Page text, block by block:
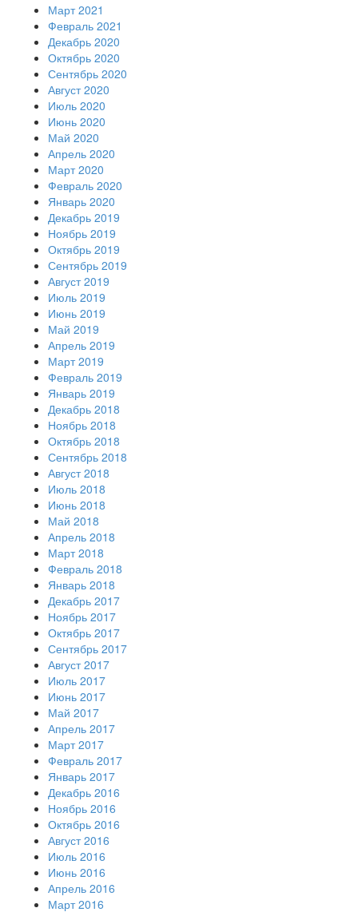
Март 2021
Февраль 2021
Декабрь 2020
Октябрь 2020
Сентябрь 2020
Август 2020
Июль 2020
Июнь 2020
Май 2020
Апрель 2020
Март 2020
Февраль 2020
Январь 2020
Декабрь 2019
Ноябрь 2019
Октябрь 2019
Сентябрь 2019
Август 2019
Июль 2019
Июнь 2019
Май 2019
Апрель 2019
Март 2019
Февраль 2019
Январь 2019
Декабрь 2018
Ноябрь 2018
Октябрь 2018
Сентябрь 2018
Август 2018
Июль 2018
Июнь 2018
Май 2018
Апрель 2018
Март 2018
Февраль 2018
Январь 2018
Декабрь 2017
Ноябрь 2017
Октябрь 2017
Сентябрь 2017
Август 2017
Июль 2017
Июнь 2017
Май 2017
Апрель 2017
Март 2017
Февраль 2017
Январь 2017
Декабрь 2016
Ноябрь 2016
Октябрь 2016
Август 2016
Июль 2016
Июнь 2016
Апрель 2016
Март 2016